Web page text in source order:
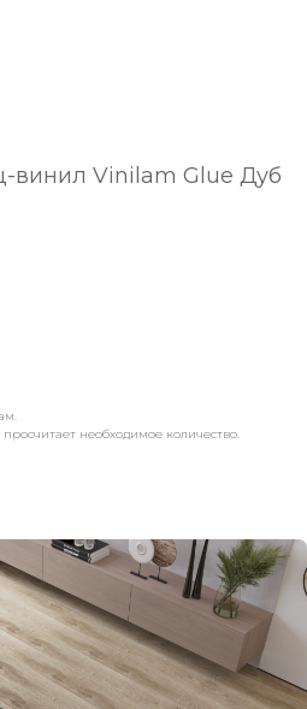
винил Vinilam Glue Дуб
необходимое количество.